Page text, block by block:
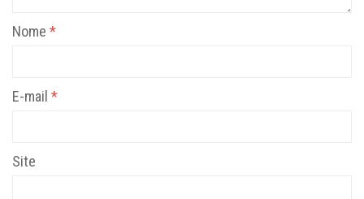
Nome *
E-mail *
Site